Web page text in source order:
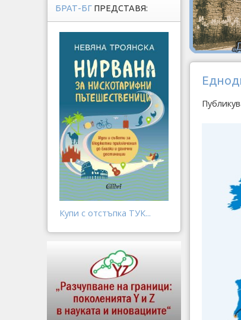
БРАТ-БГ ПРЕДСТАВЯ:
Купи с отстъпка ТУК...